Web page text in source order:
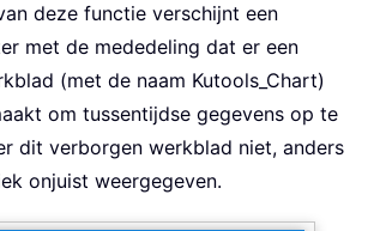
deze functie verschijnt een
met de mededeling dat er een
(met de naam Kutools_Chart)
om tussentijdse gegevens op te
dit verborgen werkblad niet, anders
onjuist weergegeven.